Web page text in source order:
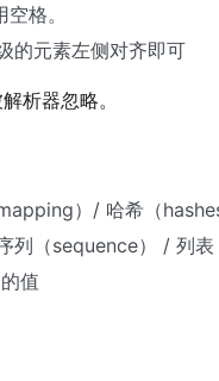
格。
的元素左侧对齐即可
析器忽略。
）/ 哈希（
列（sequence） / 列表
值